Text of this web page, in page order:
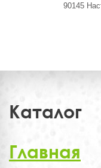
90145
Каталог
Главная